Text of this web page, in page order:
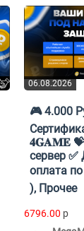
06.08.2026
🎮 4.000
𝟒𝐆𝐀𝐌𝐄
сервер ✅
оплата
), Прочее
6796.00 p